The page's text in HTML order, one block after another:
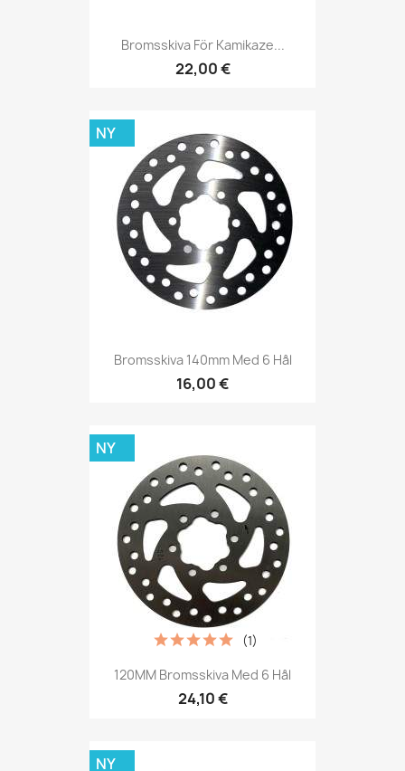
Bromsskiva För Kamikaze...
22,00 €
Bromsskiva 140mm Med 6 Hål
16,00 €
NY
120MM Bromsskiva Med 6 Hål
24,10 €
(1)
NY
NY